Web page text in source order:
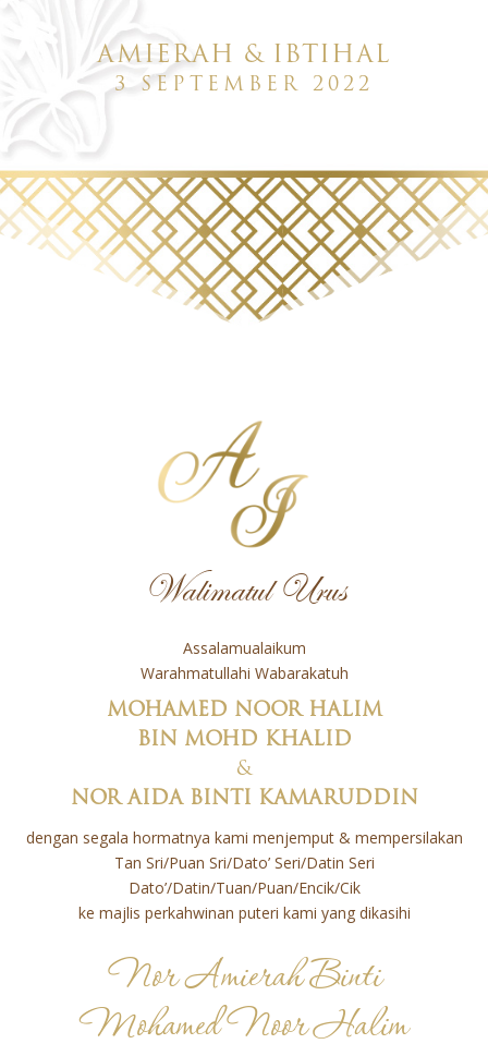
AMIERAH & IBTIHAL
3 SEPTEMBER 2022
Walimatul Urus
Assalamualaikum
Warahmatullahi Wabarakatuh
MOHAMED NOOR HALIM
BIN MOHD KHALID
&
NOR AIDA BINTI KAMARUDDIN
dengan segala hormatnya kami menjemput & mempersilakan
Tan Sri/Puan Sri/Dato’ Seri/Datin Seri
Dato’/Datin/Tuan/Puan/Encik/Cik
ke majlis perkahwinan puteri kami yang dikasihi
Nor Amierah Binti
Mohamed Noor Halim